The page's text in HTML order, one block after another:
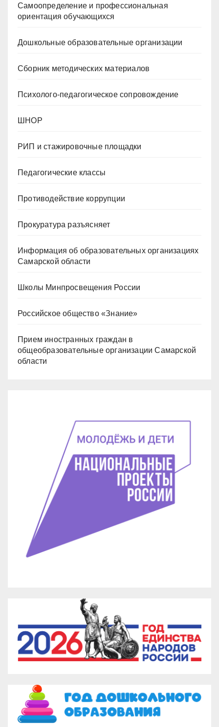
Самоопределение и профессиональная
ориентация обучающихся
Дошкольные образовательные организации
Сборник методических материалов
Психолого-педагогическое сопровождение
ШНОР
РИП и стажировочные площадки
Педагогические классы
Противодействие коррупции
Прокуратура разъясняет
Информация об образовательных организациях
Самарской области
Школы Минпросвещения России
Российское общество «Знание»
Прием иностранных граждан в
общеобразовательные организации Самарской
области